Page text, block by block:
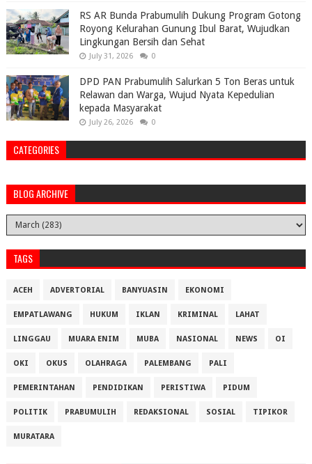
RS AR Bunda Prabumulih Dukung Program Gotong
Royong Kelurahan Gunung Ibul Barat, Wujudkan
Lingkungan Bersih dan Sehat
July 31, 2026 0
DPD PAN Prabumulih Salurkan 5 Ton Beras untuk
Relawan dan Warga, Wujud Nyata Kepedulian
kepada Masyarakat
July 26, 2026 0
CATEGORIES
BLOG ARCHIVE
TAGS
ACEH ADVERTORIAL BANYUASIN EKONOMI
EMPATLAWANG HUKUM IKLAN KRIMINAL LAHAT
LINGGAU MUARA ENIM MUBA NASIONAL NEWS OI
OKI OKUS OLAHRAGA PALEMBANG PALI
PEMERINTAHAN PENDIDIKAN PERISTIWA PIDUM
POLITIK PRABUMULIH REDAKSIONAL SOSIAL TIPIKOR
MURATARA